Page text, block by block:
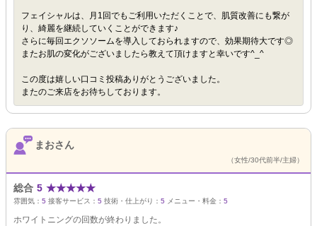
フェイシャルは、月1回でもご利用いただくことで、肌質改善にも繋が
り、綺麗を継続していくことができます♪
さらに毎回エクソソームを導入しておられますので、効果期待大です◎
またお肌の変化がございましたら教えて頂けますと幸いです^_^
この度は嬉しい口コミ投稿ありがとうございました。
またのご来店をお待ちしております。
まおさん
（女性/30代前半/主婦）
総合 5 ★★★★★
雰囲気： 5 接客サービス： 5 技術・仕上がり： 5 メニュー・料金： 5
ホワイトニングの回数が終わりました。